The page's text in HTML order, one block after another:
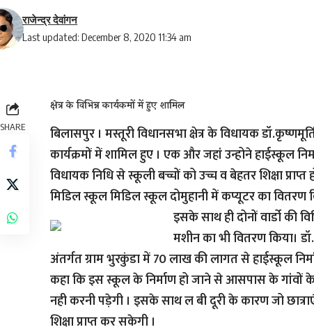
Last updated: December 8, 2020 11:34 am
राजेन्द्र देवांगन
SHARE
क्षेत्र के विभिन्न कार्यकमों में हुए शामिल
बिलासपुर । मस्तूरी विधानसभा क्षेत्र के विधायक
कार्यक्रमों में शामिल हुए । एक और जहां उन्होने हाईस्कूल
विधायक निधि से स्कूली बच्चों को उच्च व बेहतर शिक्षा
मिडिल स्कूल मिडिल स्कूल दोमुहानी में कप्यूटर का वितरण
इसके साथ ही दोनों वार्डो की
मशीन का भी वितरण किया। डॉ.
अंतर्गत ग्राम भुरकुंडा में 70 लाख की लागत से हाईस्कूल
कहा कि इस स्कूल के निर्माण हो जाने से आसपास के गांवों
नही करनी पड़ेगी । इसके साथ ल बी दूरी के कारण जो
शिक्षा प्राप्त कर सकेगी ।